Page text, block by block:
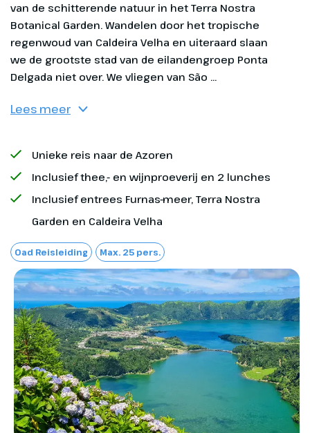
Lees meer
Unieke reis naar de Azoren
Inclusief thee,- en wijnproeverij en 2 lunches
Inclusief entrees Furnas-meer, Terra Nostra
Garden en Caldeira Velha
Oad Reisleiding Max. 25 pers.
Aankomst São Miguel
Je vliegt rechtstreeks van
Amsterdam naar Ponta Delgada
op het eiland São Miguel. Na
drie nachten.
Dag 2
Furnas, Terra Nostra
Botanical Garden
Brandstof en veiligheidstoeslagen
Reserveringskosten € 27,50 per boeking
Calamiteitenfonds € 2,50 per boeking
SGR-bijdrage € 5 p.p.
Exclusief
Overige maaltijden
Eventuele fooien
Bagage tijdens de vlucht: 1 stuk van max. 20 kg
p.p., kosten € 39 per enkele reis p.p.